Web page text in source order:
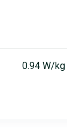
0.94 W/